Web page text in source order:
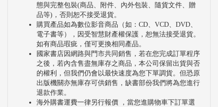
態與完整包裝(商品、附件、內外包裝、隨貨文件、贈
品等)，否則恕不接受退貨。
購買產品如為數位影音商品（如：CD、VCD、DVD、
電子書等），因受智慧財產權保護，恕無法接受退貨。
如有商品瑕疵，僅可更換相同產品。
國家書店因網路與門市共同銷售，若在您完成訂單程序
之後，若內含售盡無庫存之商品，本公司保留出貨與否
的權利，但我們仍會以最快速度為您下單調貨。但恐原
出版機關亦無庫存可供銷售，缺書部份我們將為您進行
退款作業。
海外購書運費一律另行報價 ，當您進購物車下訂單選